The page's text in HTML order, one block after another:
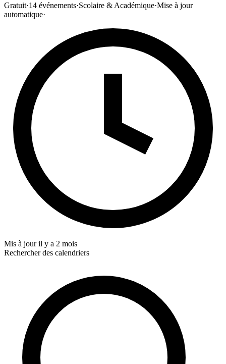
Gratuit·14 événements·Scolaire & Académique·Mise à jour
automatique·
Mis à jour il y a 2 mois
Rechercher des calendriers